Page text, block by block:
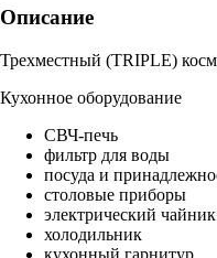
Описание
Трехместный (TRIPLE)
Кухонное оборудование
СВЧ-печь
фильтр для воды
посуда и
столовые приборы
электрический чайник
холодильник
кухонный гарнитур